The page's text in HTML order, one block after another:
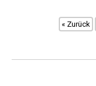
« Zurück